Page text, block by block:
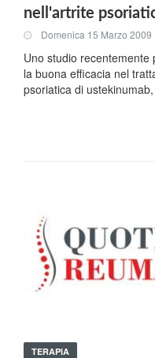
nell'artrite
Domenica 15 Marzo 2009
Uno studio
la buona efficacia nel
psoriatica di
TERAPIA